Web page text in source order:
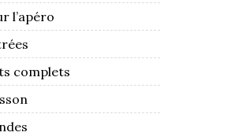
l’apéro
complets